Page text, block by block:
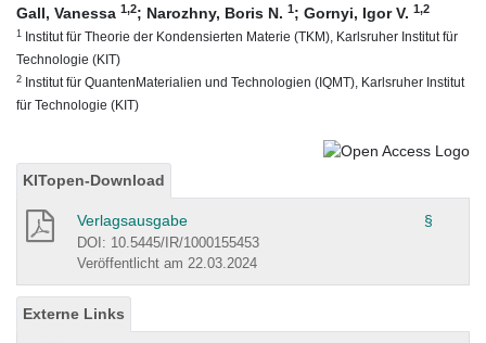
Gall, Vanessa 1,2; Narozhny, Boris N. 1; Gornyi, Igor V. 1,2
1 Institut für Theorie der Kondensierten Materie (TKM), Karlsruher Institut für
Technologie (KIT)
2 Institut für QuantenMaterialien und Technologien (IQMT), Karlsruher Institut
für Technologie (KIT)
KITopen-Download
Verlagsausgabe §
DOI: 10.5445/IR/1000155453
Veröffentlicht am 22.03.2024
Externe Links